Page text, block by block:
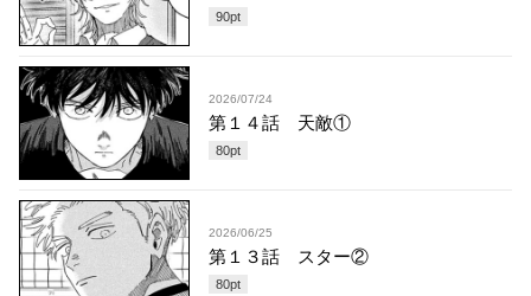
90pt
2026/07/24
第１４話 天敵①
80pt
2026/06/25
第１３話 スター②
80pt